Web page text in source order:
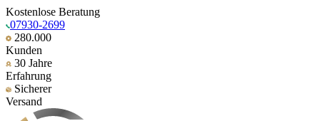
Kostenlose Beratung
07930-2699
280.000
Kunden
30 Jahre
Erfahrung
Sicherer
Versand